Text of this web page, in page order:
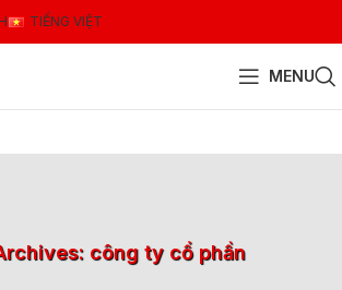
TIẾNG VIỆT
MENU
công ty cổ phần